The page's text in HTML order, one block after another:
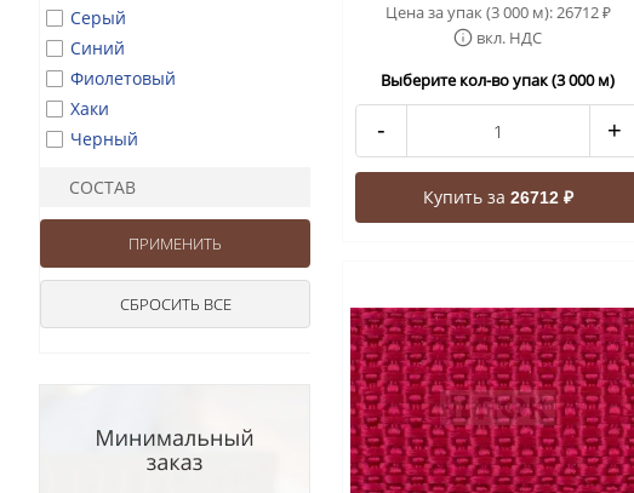
Серый
Синий
Фиолетовый
Хаки
Черный
СОСТАВ
Цена за упак (3 000 м):26712₽
вкл. НДС
Выберите кол-во упак (3 000 м)
- +
Купить за 26712 ₽